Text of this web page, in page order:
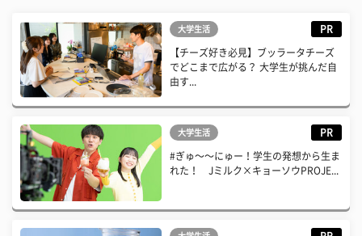
大学生活 PR
【チーズ好き必見】ブッラータチーズ
でどこまで広がる？ 大学生が挑んだ自
由す...
大学生活 PR
#ぎゅ〜〜にゅー！学生の発想から生ま
れた！ Jミルク×キョーソウPROJE...